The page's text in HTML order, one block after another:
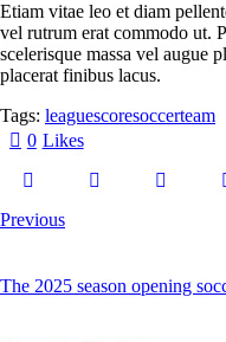
Etiam vitae leo et diam
vel rutrum erat commodo ut.
scelerisque massa vel augue
placerat finibus lacus.
Tags: leaguescoresoccerteam
0 Likes
Previous
The 2025 season opening